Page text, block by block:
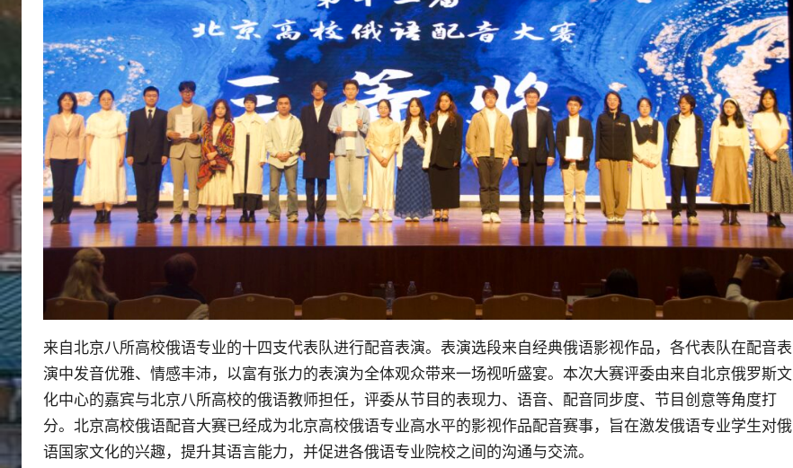
来自北京八所高校俄语专业的十四支代表队进行配音表演。表演选段来自经典俄语影视作品，各代表队在配音表
演中发音优雅、情感丰沛，以富有张力的表演为全体观众带来一场视听盛宴。本次大赛评委由来自北京俄罗斯文
化中心的嘉宾与北京八所高校的俄语教师担任，评委从节目的表现力、语音、配音同步度、节目创意等角度打
分。北京高校俄语配音大赛已经成为北京高校俄语专业高水平的影视作品配音赛事，旨在激发俄语专业学生对俄
语国家文化的兴趣，提升其语言能力，并促进各俄语专业院校之间的沟通与交流。